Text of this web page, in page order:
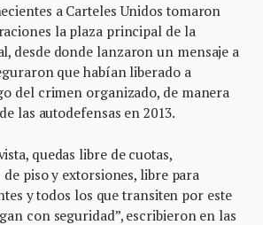
a Carteles Unidos tomaron
la plaza principal de la
desde donde lanzaron un mensaje a
que habían liberado a
del crimen organizado, de manera
las autodefensas en 2013.
quedas libre de cuotas,
de piso y extorsiones, libre para
y todos los que transiten por este
con seguridad”, escribieron en las